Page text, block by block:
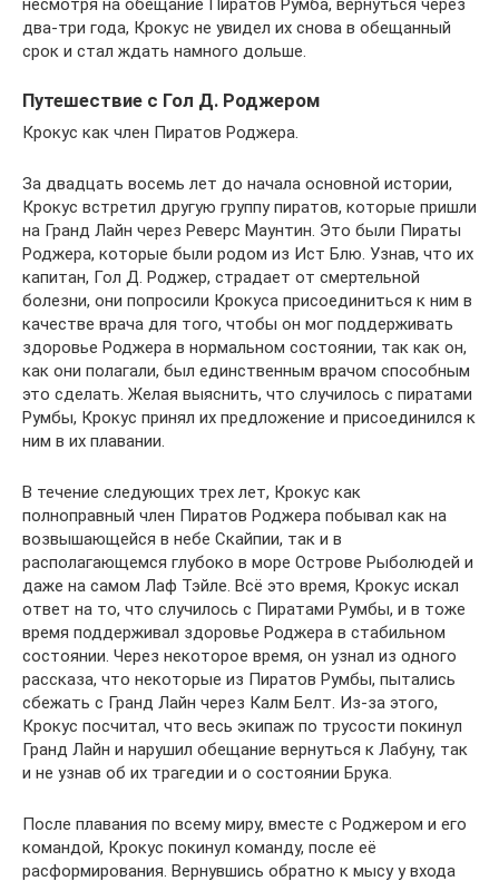
несмотря на обещание Пиратов Румба, вернуться через
два-три года, Крокус не увидел их снова в обещанный
срок и стал ждать намного дольше.
Путешествие с Гол Д. Роджером
Крокус как член Пиратов Роджера.
За двадцать восемь лет до начала основной истории,
Крокус встретил другую группу пиратов, которые пришли
на Гранд Лайн через Реверс Маунтин. Это были Пираты
Роджера, которые были родом из Ист Блю. Узнав, что их
капитан, Гол Д. Роджер, страдает от смертельной
болезни, они попросили Крокуса присоединиться к ним в
качестве врача для того, чтобы он мог поддерживать
здоровье Роджера в нормальном состоянии, так как он,
как они полагали, был единственным врачом способным
это сделать. Желая выяснить, что случилось с пиратами
Румбы, Крокус принял их предложение и присоединился к
ним в их плавании.
В течение следующих трех лет, Крокус как
полноправный член Пиратов Роджера побывал как на
возвышающейся в небе Скайпии, так и в
располагающемся глубоко в море Острове Рыболюдей и
даже на самом Лаф Тэйле. Всё это время, Крокус искал
ответ на то, что случилось с Пиратами Румбы, и в тоже
время поддерживал здоровье Роджера в стабильном
состоянии. Через некоторое время, он узнал из одного
рассказа, что некоторые из Пиратов Румбы, пытались
сбежать с Гранд Лайн через Калм Белт. Из-за этого,
Крокус посчитал, что весь экипаж по трусости покинул
Гранд Лайн и нарушил обещание вернуться к Лабуну, так
и не узнав об их трагедии и о состоянии Брука.
После плавания по всему миру, вместе с Роджером и его
командой, Крокус покинул команду, после её
расформирования. Вернувшись обратно к мысу у входа